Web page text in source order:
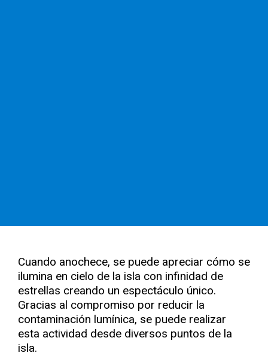
Cuando anochece, se puede apreciar cómo se
ilumina en cielo de la isla con infinidad de
estrellas creando un espectáculo único.
Gracias al compromiso por reducir la
contaminación lumínica, se puede realizar
esta actividad desde diversos puntos de la
isla.